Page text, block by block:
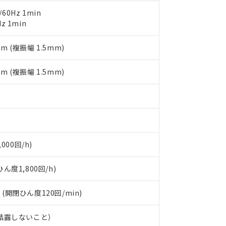
60Hz 1min
1min
(複振幅 1.5mm)
(複振幅 1.5mm)
回/h)
ん度1,800回/h)
(開閉ひん度120回/min)
しないこと）
点で非含有を証明するもので、過去に遡って非含有を証明するも
タル酸エステル類４物質の対応では、対応完了までの期間は出
への在庫切替を完了していることから、特段のことがない限り、